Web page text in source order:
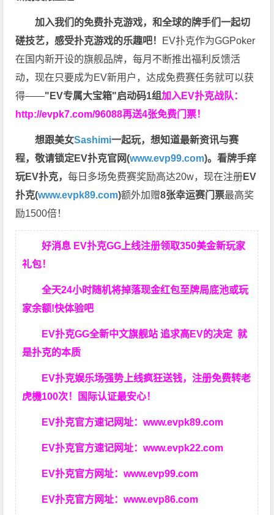
加入我们的免费扑克游戏，和全球的牌手们一起切
磋技艺，感受扑克游戏的乐趣吧！ EV扑克作为GGPoker
在国内新开设的旗舰品牌，每月不断推出福利反馈活
动，现在只要成为EV新用户，达成免费赛任务就可以获
得——"EV专属大宝箱"启动码1组加入EV扑克战队：
http://evpk7.com/96088再送4张免费门票！
想跟美女Sashimi一起玩，想知道最新资讯与赛
程，敬请锁定EV扑克官网(www.evp99.com)。看牌手痒
玩EV扑克，每日多场免费赛奖励高达20w，现在注册EV
扑克(www.evpk89.com)额外加赠8张幸运赛门票最高奖
励1500倍！
好消息 EV扑克GG上线注册领取350美金新玩家
礼包！
全天24小时随机将掉落现金红包至牌局底池或玩
家余额!快体验吧
EV扑克GG全新中文旗舰站 追求高EV的决定就
是扑克的本质
EV扑克娱乐场强势上线疯狂送钱，注册免费转老
虎機100次！国际认证最安心！
EV扑克官方速记网址：www.evpk89.com
EV扑克官方速记网址：www.evpk22.com
EV扑克官方网址：www.evp99.com
EV扑克官方网址：www.evp86.com